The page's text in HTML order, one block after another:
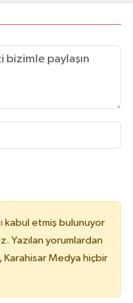
kabul etmiş bulunuyor
Yazılan yorumlardan
Medya hiçbir